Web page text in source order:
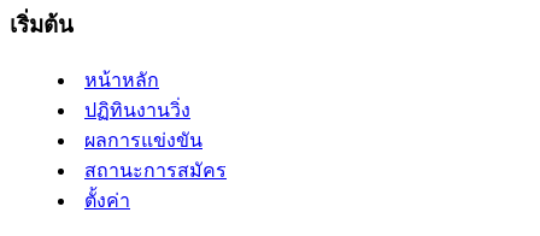
เริ่มต้น
หน้าหลัก
ปฏิทินงานวิ่ง
ผลการแข่งขัน
สถานะการสมัคร
ตั้งค่า